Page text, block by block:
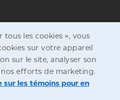
les cookies », vous
sur votre appareil
sur le site, analyser son
efforts de marketing.
les témoins pour en